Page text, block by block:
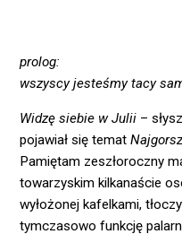
prolog:
wszyscy jesteśmy tacy
Widzę siebie w Julii –
pojawiał się temat
Pamiętam zeszłoroczny
towarzyskim kilkanaście
wyłożonej kafelkami,
tymczasowo funkcję